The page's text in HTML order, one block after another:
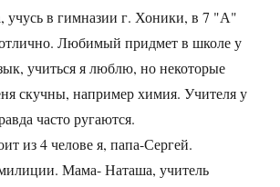
в гимназии г. Хоники, в 7 "А"
отлично. Любимый придмет в школе у
учиться я люблю, но некоторые
скучны, например химия. Учителя у
часто ругаются.
из 4 челове я, папа-Сергей.
Мама- Наташа, учитель